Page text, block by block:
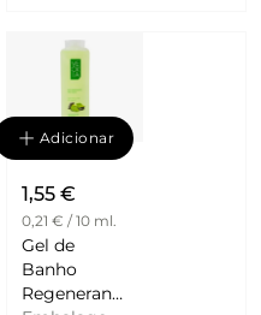
Adicionar
1,55 €
0,21 € / 10 ml.
Gel de
Banho
Regenerante